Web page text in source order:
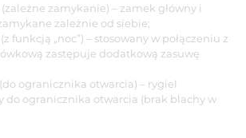
(zależne zamykanie) – zamek główny i
zależnie od siebie;
(z funkcją „noc”) – stosowany w połączeniu z
zastępuje dodatkową zasuwę
(do ogranicznika otwarcia) – rygiel
do ogranicznika otwarcia (brak blachy w